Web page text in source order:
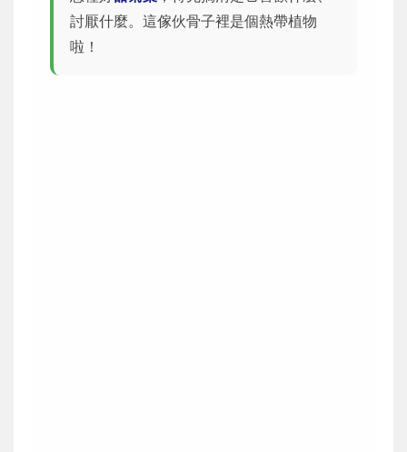
討厭什麼。這傢伙骨子裡是個熱帶植物
啦！